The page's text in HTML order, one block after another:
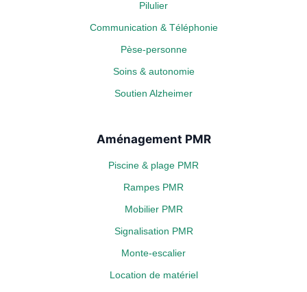
Pilulier
Communication & Téléphonie
Pèse-personne
Soins & autonomie
Soutien Alzheimer
Aménagement PMR
Piscine & plage PMR
Rampes PMR
Mobilier PMR
Signalisation PMR
Monte-escalier
Location de matériel